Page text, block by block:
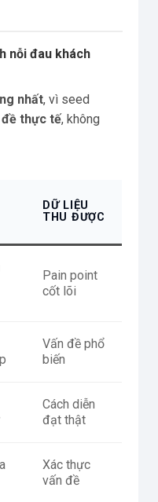
nỗi đau khách
nhất, vì seed
thực tế, không
DỮ LIỆU
THU ĐƯỢC
Pain point
cốt lõi
Vấn đề phổ
biến
Cách diễn
đạt thật
Xác thực
vấn đề